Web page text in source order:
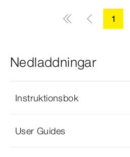
1
Nedladdningar
Instruktionsbok
User Guides